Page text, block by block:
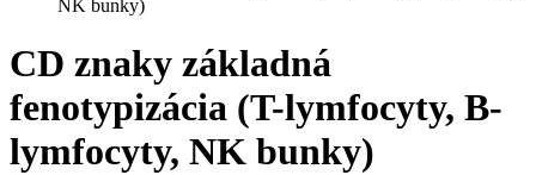
NK bunky)
CD znaky základná
fenotypizácia (T-lymfocyty, B-
lymfocyty, NK bunky)